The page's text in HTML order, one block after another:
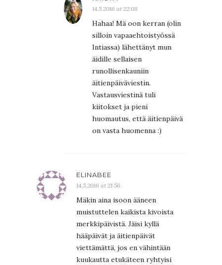
14.5.2016 at 22:08
Hahaa! Mä oon kerran (olin
silloin vapaaehtoistyössä
Intiassa) lähettänyt mun
äidille sellaisen
runollisenkauniin
äitienpäiväviestin.
Vastausviestinä tuli
kiitokset ja pieni
huomautus, että äitienpäivä
on vasta huomenna :)
ELINABEE
14.5.2016 at 21:56
Mäkin aina isoon ääneen
muistuttelen kaikista kivoista
merkkipäivistä. Jäisi kyllä
hääpäivät ja äitienpäivät
viettämättä, jos en vähintään
kuukautta etukäteen ryhtyisi